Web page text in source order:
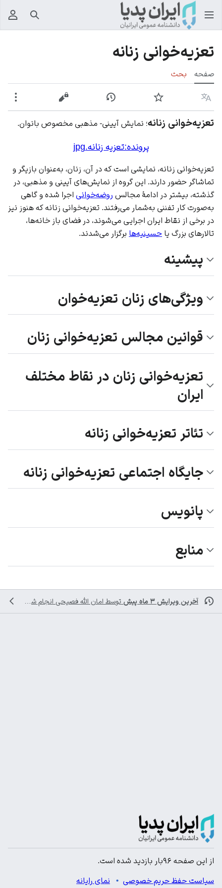
جستجو
تعزیه‌خوانی زنانه
صفحه بحث
زبان پیگیری نمایش تاریخچهنمایش مبدأ
تعزیه‌خوانی زنانه؛ نمایش آیینی- مذهبی مخصوص بانوان.
پرونده:تعزیه زنانه.jpg
تعزیه‌خوانی زنانه، نمایشی است که در آن، زنان، به‌عنوان بازیگر و
تماشاگر حضور دارند. این گروه از نمایش‌های آیینی و مذهبی، در
گذشته، بیشتر در ادامۀ مجالس روضه‌خوانی اجرا شده و گاهی
به‌صورت کار تفننی به‌شمار می‌رفتند. تعزیه‌خوانی زنانه که هنوز نیز
در برخی از نقاط ایران اجرایی می‌شوند، در فضای باز خانه‌ها،
تالارهای بزرگ یا حسینیه‌ها برگزار می‌شدند.
پیشینه
ویژگی‌های زنان تعزیه‌خوان
قوانین مجالس تعزیه‌خوانی زنان
تعزیه‌خوانی زنان در نقاط مختلف
ایران
تئاتر تعزیه‌خوانی زنانه
جایگاه اجتماعی تعزیه‌خوانی زنانه
پانویس
منابع
آخرین ویرایش ۳ ماه پیش توسط امان الله فصیحی انجام شده است
از این صفحه ۹۶بار بازدید شده است.
سیاست حفظ حریم خصوصی نمای رایانه